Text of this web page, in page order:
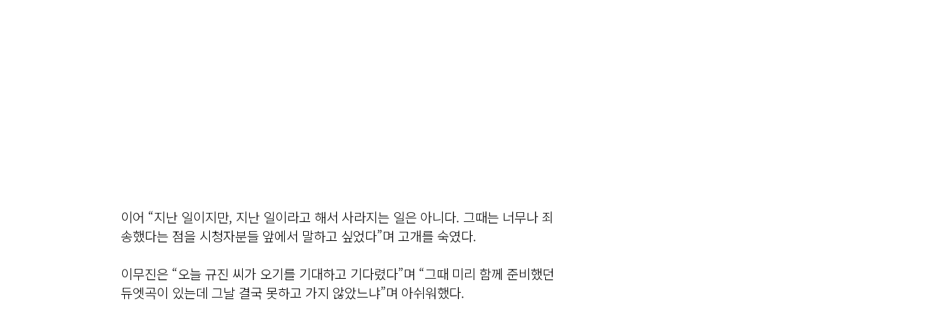
이어 “지난 일이지만, 지난 일이라고 해서 사라지는 일은 아니다. 그때는 너무나 죄
송했다는 점을 시청자분들 앞에서 말하고 싶었다”며 고개를 숙였다.
이무진은 “오늘 규진 씨가 오기를 기대하고 기다렸다”며 “그때 미리 함께 준비했던
듀엣곡이 있는데 그날 결국 못하고 가지 않았느냐”며 아쉬워했다.